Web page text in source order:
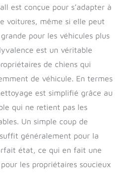
une fenêtre visuelle
obtenir une brise
fraîche du
climatiseur, ce qui
Il y a également 2
poches sur les deux
côtés pour mes
jouets et la
nourriture, de sorte
que je ne m'ennuie
voyage Matériaux
plus solides pour
une meilleure
durabilité : la
est conçue pour s’adapter à
voitures, même si elle peut
pour les véhicules plus
est un véritable
de chiens qui
de véhicule. En termes
est simplifié grâce au
qui ne retient pas les
Un simple coup de
généralement pour la
état, ce qui en fait une
les propriétaires soucieux